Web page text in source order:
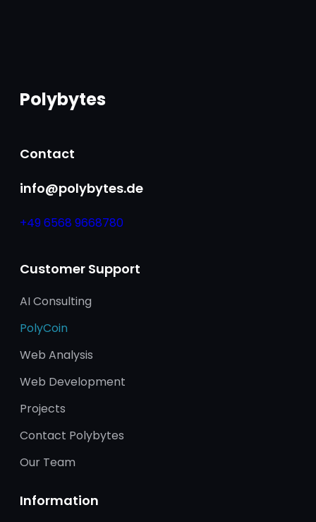
Polybytes
Contact
info@polybytes.de
+49 6568 9668780
Customer Support
AI Consulting
PolyCoin
Web Analysis
Web Development
Projects
Contact Polybytes
Our Team
Information